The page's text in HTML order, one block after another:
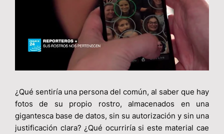
¿Qué sentiría una persona del común, al saber que hay
fotos de su propio rostro, almacenados en una
gigantesca base de datos, sin su autorización y sin una
justificación clara? ¿Qué ocurriría si este material cae